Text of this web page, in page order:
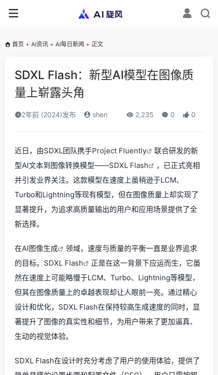
首页 • AI资讯 • AI每日新闻 • 正文
SDXL Flash：新型AI模型在图像质
量上崭露头角
2年前 (2024)发布 shen 2,235 0 0
近日，由SDXL团队携手Project Fluently
联合研发的新
型AI文本到图像转换模型——SDXL Flash
，已正式亮相
并引发业界关注。这款模型在速度上虽稍逊于LCM、
Turbo和Lightning等现有模型，但在图像质量上却实现了
显著提升，为追求高质量输出的用户和应用场景提供了全
新选择。
在AI图像生成
领域，速度与质量的平衡一直是业界追求
的目标。 SDXL Flash
正是在这一背景下应运而生，它虽
然在速度上可能略慢于LCM、Turbo、Lightning等模型，
但其在图像质量上的卓越表现却让人眼前一亮。通过精心
设计和优化，SDXL Flash在保持较高生成速度的同时，显
著提升了图像的真实性和细节，为用户带来了更加逼真、
生动的视觉体验。
SDXL Flash在设计时充分考虑了用户的使用体验，提供了